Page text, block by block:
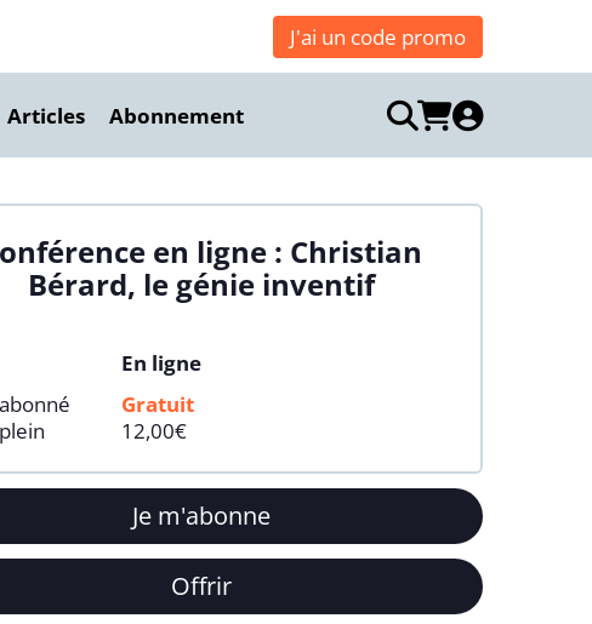
J'ai un code promo
Articles Abonnement
en ligne : Christian
Bérard, le génie inventif
En ligne
Gratuit
12,00€
Je m'abonne
Offrir